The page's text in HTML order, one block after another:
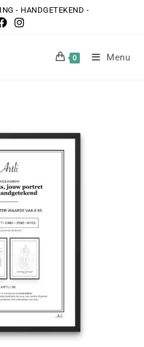
- HANDGETEKEND -
0 Menu